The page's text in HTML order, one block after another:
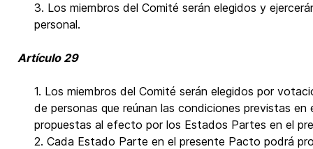
3. Los miembros del Comité serán elegidos y
personal.
Artículo 29
1. Los miembros del Comité serán elegidos por
de personas que reúnan las condiciones previstas
propuestas al efecto por los Estados Partes en el
2. Cada Estado Parte en el presente Pacto podrá